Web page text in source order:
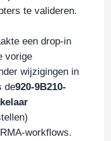
te valideren.
een drop-in
vorige
wijzigingen in
de920-9B210-
workflows.